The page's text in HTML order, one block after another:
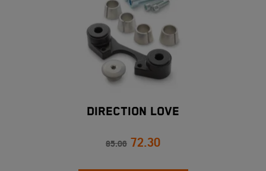
DIRECTION LOVE
85.06 72.30